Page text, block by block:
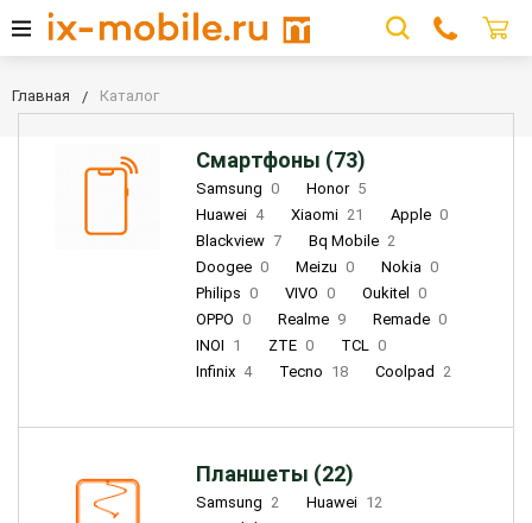
Главная Каталог
Смартфоны (73)
Samsung 0 Honor 5
Huawei 4 Xiaomi 21 Apple 0
Blackview 7 Bq Mobile 2
Doogee 0 Meizu 0 Nokia 0
Philips 0 VIVO 0 Oukitel
0
OPPO 0 Realme 9 Remade 0
INOI 1 ZTE 0 TCL 0
Infinix 4 Tecno 18 Coolpad 2
Планшеты (22)
Samsung 2 Huawei 12